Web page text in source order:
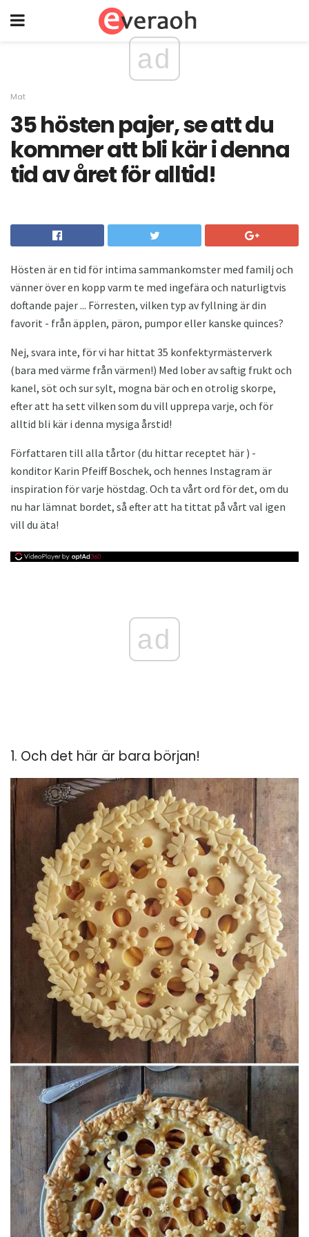
ad
Mat
35 hösten pajer, se att du
kommer att bli kär i denna
tid av året för alltid!
Hösten är en tid för intima sammankomster med familj och
vänner över en kopp varm te med ingefära och naturligtvis
doftande pajer ... Förresten, vilken typ av fyllning är din
favorit - från äpplen, päron, pumpor eller kanske quinces?
Nej, svara inte, för vi har hittat 35 konfektyrmästerverk
(bara med värme från värmen!) Med lober av saftig frukt och
kanel, söt och sur sylt, mogna bär och en otrolig skorpe,
efter att ha sett vilken som du vill upprepa varje, och för
alltid bli kär i denna mysiga årstid!
Författaren till alla tårtor (du hittar receptet här ) -
konditor Karin Pfeiff Boschek, och hennes Instagram är
inspiration för varje höstdag. Och ta vårt ord för det, om du
nu har lämnat bordet, så efter att ha tittat på vårt val igen
vill du äta!
ad
1. Och det här är bara början!